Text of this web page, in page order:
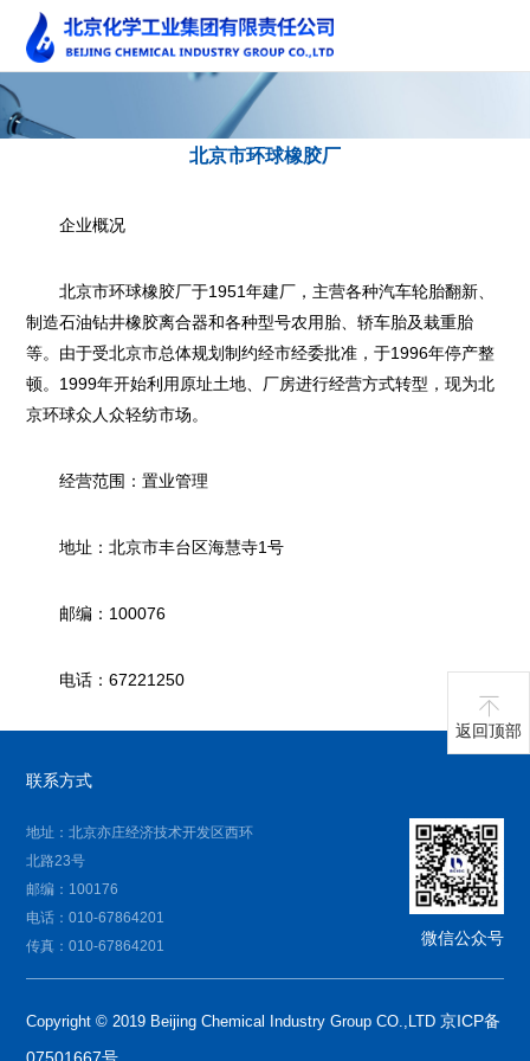
北京市环球橡胶厂
企业概况
北京市环球橡胶厂于1951年建厂，主营各种汽车轮胎翻新、
制造石油钻井橡胶离合器和各种型号农用胎、轿车胎及栽重胎
等。由于受北京市总体规划制约经市经委批准，于1996年停产整
顿。1999年开始利用原址土地、厂房进行经营方式转型，现为北
京环球众人众轻纺市场。
经营范围：置业管理
地址：北京市丰台区海慧寺1号
邮编：100076
电话：67221250
返回顶部
联系方式
地址：北京亦庄经济技术开发区西环
北路23号
邮编：100176
电话：010-67864201
传真：010-67864201
微信公众号
Copyright © 2019 Beijing Chemical Industry Group CO.,LTD京ICP备